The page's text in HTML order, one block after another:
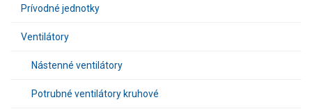
Prívodné jednotky
Ventilátory
Nástenné ventilátory
Potrubné ventilátory kruhové